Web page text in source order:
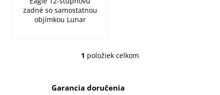
zadné so samostatnou
objímkou Lunar
O
1 položiek celkom
Garancia doručenia